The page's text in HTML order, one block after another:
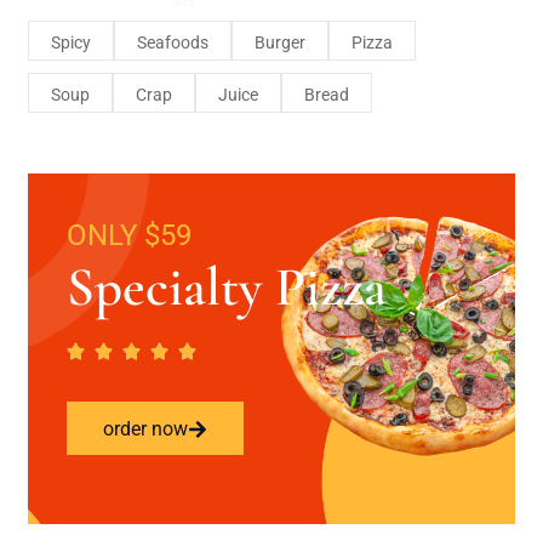
Spicy Seafoods Burger Pizza
Soup Crap Juice Bread
ONLY $59
Specialty Pizza
order now